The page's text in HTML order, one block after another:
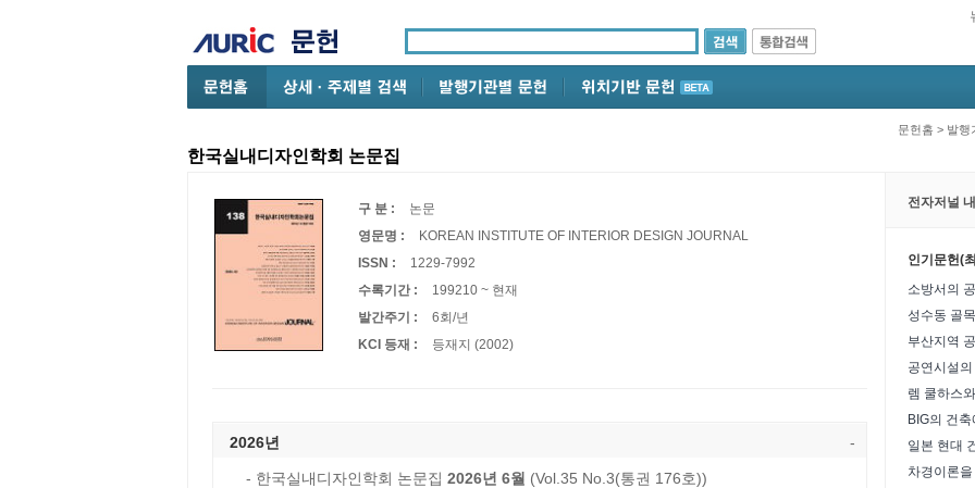
문헌홈 > 발행
한국실내디자인학회 논문집
구 분 :
논문
영문명 :
KOREAN INSTITUTE OF INTERIOR DESIGN JOURNAL
ISSN :
1229-7992
수록기간 :
199210 ~ 현재
발간주기 :
6회/년
KCI 등재 :
등재지 (2002)
2026년 -
- 한국실내디자인학회 논문집 2026년 6월 (Vol.35 No.3(통권 176호))
전자저널
인기문헌(
소방서의
일본 현대